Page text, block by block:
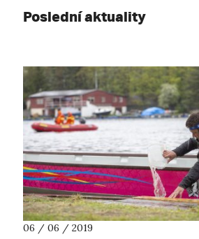
Poslední aktuality
06 / 06 / 2019